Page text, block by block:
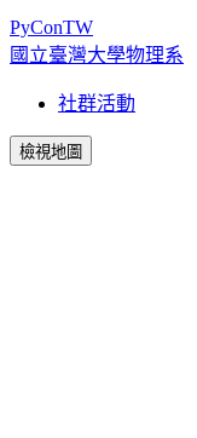
PyConTW
國立臺灣大學物理系
社群活動
檢視地圖